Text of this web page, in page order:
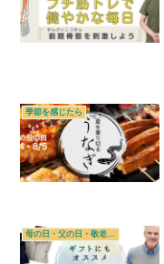
季節を感じたら